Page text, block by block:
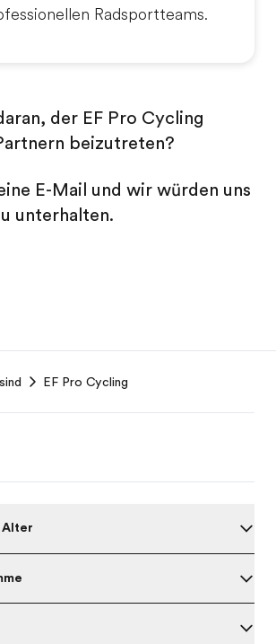
Radsportteams.
der EF Pro Cycling
beizutreten?
E-Mail und wir würden uns
unterhalten.
EF Pro Cycling
Alter